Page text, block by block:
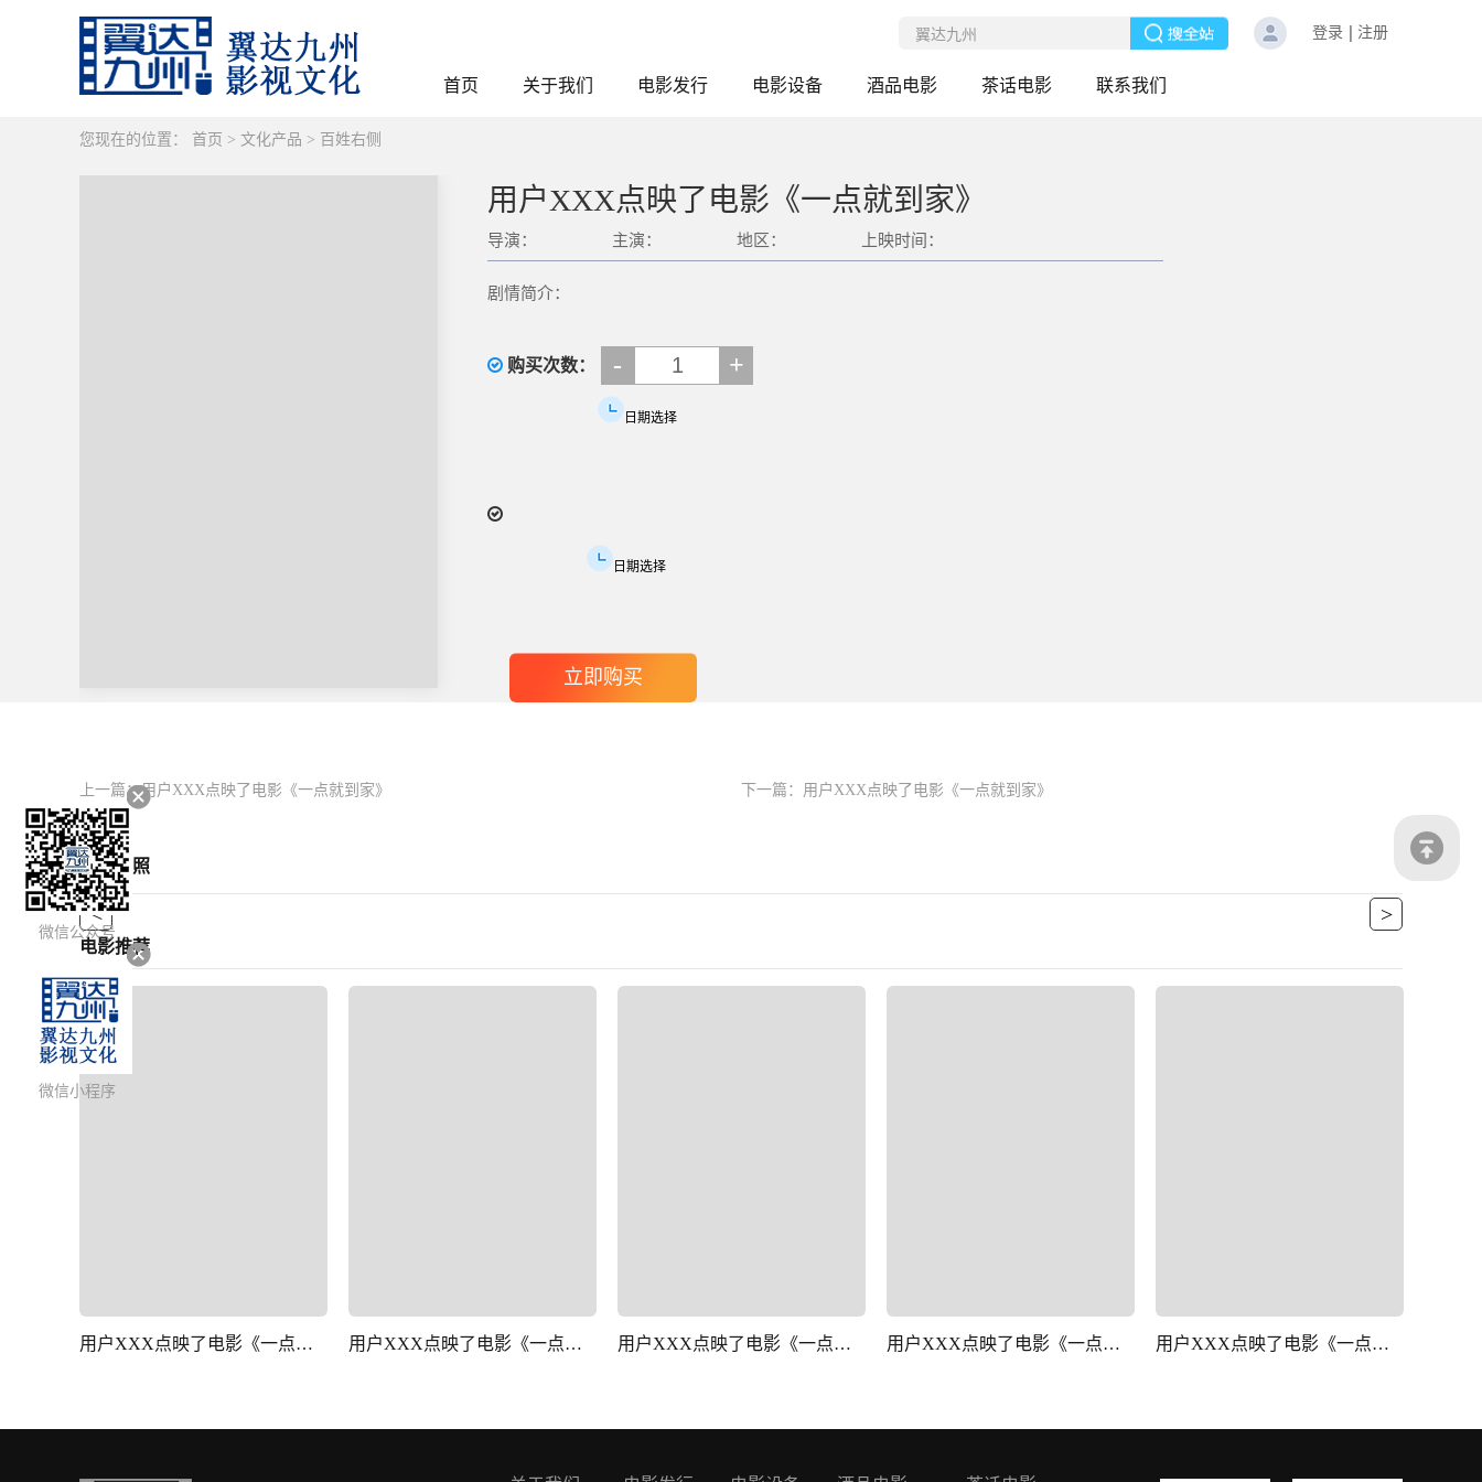
登录 注册
首页 关于我们 电影发行 电影设备 酒品电影 茶话电影 联系我们
您现在的位置： 首页 > 文化产品 > 百姓右侧
用户XXX点映了电影《一点就到家》
导演： 主演： 地区： 上映时间：
剧情简介：
购买次数： - +
日期选择
日期选择
上一篇：用户XXX点映了电影《一点就到家》 下一篇： 用户XXX点映了电影《一点就到家》
影片剧照
< >
电影推荐
用户XXX点映了电影《一点就到家》 用户XXX点映了电影《一点就到家》 用户XXX点映了电影《一点就到家》 用户XXX点映了电影《一点就到家》 用户XXX点映了电影《一点就到家》
微信公众号
微信小程序